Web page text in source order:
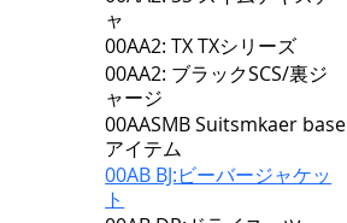
ャ
00AA2: TX TXシリーズ
00AA2: ブラックSCS/裏ジ
ャージ
00AASMB Suitsmkaer base
アイテム
00AB BJ:ビーバージャケッ
ト